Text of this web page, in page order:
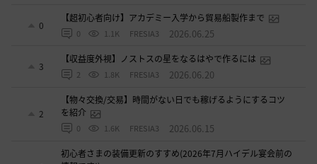
0
【超初心者向け】アカデミー入学から貿易船製作まで
0 1.1K FRESIA3 2026.06.25
3
【収益度外視】ノストスの星をなるはやで作るには
2 1.8K FRESIA3 2026.06.20
2
【物々交換/交易】時間がない日でも稼げるようにするコツ
を紹介
0 1.6K FRESIA3 2026.06.15
初心者さまの装備更新のすすめ(2026年7月ハイデル宴会前の